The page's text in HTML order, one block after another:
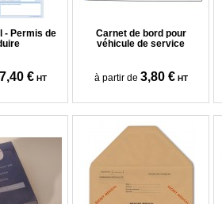
- Permis de
7,40 € HT
Carnet de bord pour
véhicule de service
à partir de 3,80 € HT